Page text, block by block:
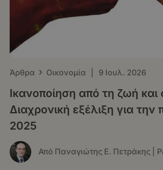
Άρθρα › Οικονομία 9 Ιουλ. 2026
Ικανοποίηση από τη ζωή
Διαχρονική εξέλιξη για την
2025
Από Παναγιώτης Ε. Πετράκης |